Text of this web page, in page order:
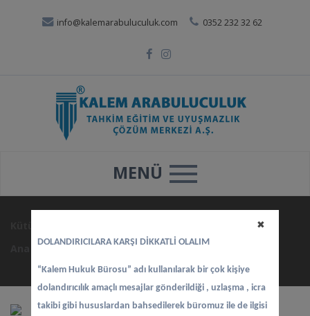
info@kalemarabuluculuk.com 0352 232 32 62
MENÜ
Ana sayfa >Hakkımızda>Kütüphane
DOLANDIRICILARA KARŞI DİKKATLİ OLALIM
“Kalem Hukuk Bürosu” adı kullanılarak bir çok kişiye
dolandırıcılık amaçlı mesajlar gönderildiği , uzlaşma , icra
takibi gibi hususlardan bahsedilerek büromuz ile de ilgisi
✖